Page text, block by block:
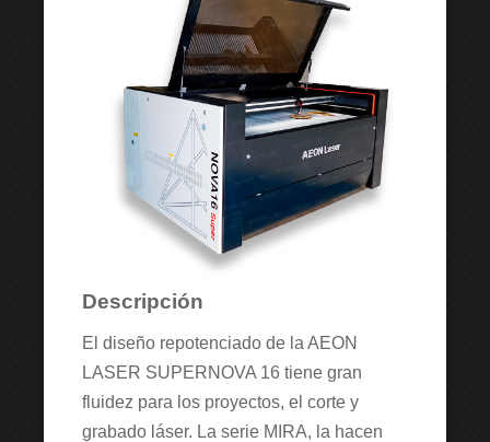
Descripción
El diseño repotenciado de la AEON
LASER SUPERNOVA 16 tiene gran
fluidez para los proyectos, el corte y
grabado láser. La serie MIRA, la hacen